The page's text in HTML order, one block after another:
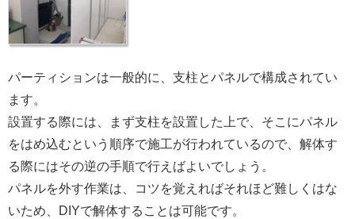
パーティションは一般的に、支柱とパネルで構成されてい
ます。
設置する際には、まず支柱を設置した上で、そこにパネル
をはめ込むという順序で施工が行われているので、解体す
る際にはその逆の手順で行えばよいでしょう。
パネルを外す作業は、コツを覚えればそれほど難しくはな
いため、DIYで解体することは可能です。